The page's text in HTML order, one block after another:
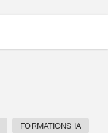
FORMATIONS IA